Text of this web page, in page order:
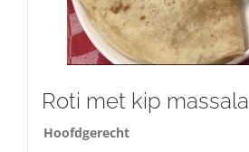
Roti met kip massala
Hoofdgerecht